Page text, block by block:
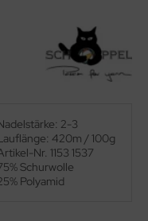
2-3
420m / 100g
Nr. 1153 1537
Schurwolle
Polyamid